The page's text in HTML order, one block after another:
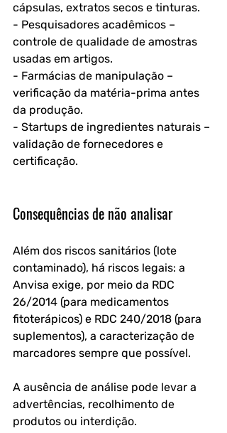
cápsulas, extratos secos e tinturas.
- Pesquisadores acadêmicos –
controle de qualidade de amostras
usadas em artigos.
- Farmácias de manipulação –
verificação da matéria-prima antes
da produção.
- Startups de ingredientes naturais –
validação de fornecedores e
certificação.
Consequências de não analisar
Além dos riscos sanitários (lote
contaminado), há riscos legais: a
Anvisa exige, por meio da RDC
26/2014 (para medicamentos
fitoterápicos) e RDC 240/2018 (para
suplementos), a caracterização de
marcadores sempre que possível.
A ausência de análise pode levar a
advertências, recolhimento de
produtos ou interdição.